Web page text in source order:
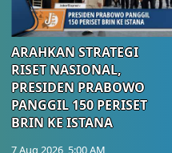
ARAHKAN STRATEGI
RISET NASIONAL,
PRESIDEN PRABOWO
PANGGIL 150 PERISET
BRIN KE ISTANA
7 Aug 2026, 5:00 AM